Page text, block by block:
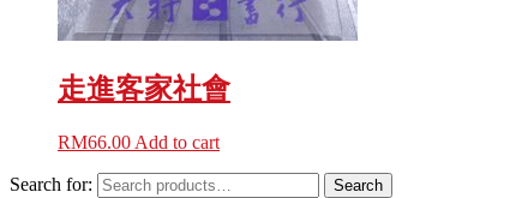
走進客家社會
RM66.00 Add to cart
Search for: Search